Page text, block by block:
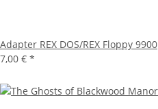
Adapter REX DOS/REX Floppy 9900
7,00 € *